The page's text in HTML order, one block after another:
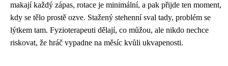
makají každý zápas, rotace je minimální, a pak přijde ten moment,
kdy se tělo prostě ozve. Stažený stehenní sval tady, problém se
lýtkem tam. Fyzioterapeuti dělají, co můžou, ale nikdo nechce
riskovat, že hráč vypadne na měsíc kvůli ukvapenosti.